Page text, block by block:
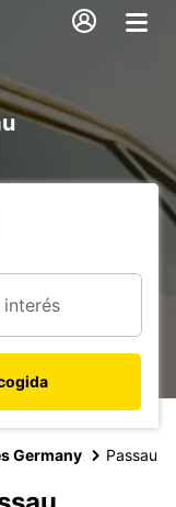
Germany Passau